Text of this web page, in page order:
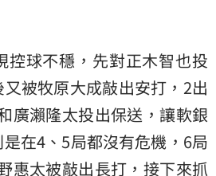
控球不穩，先對正木智也投
被牧原大成敲出安打，2出
廣瀨隆太投出保送，讓軟銀
在4、5局都沒有危機，6局
惠太被敲出長打，接下來抓